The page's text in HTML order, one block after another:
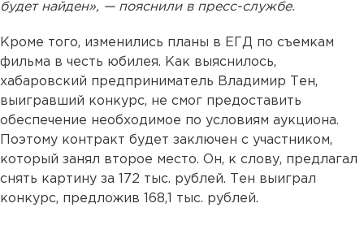
будет найден», — пояснили в пресс-службе.
Кроме того, изменились планы в ЕГД по съемкам
фильма в честь юбилея. Как выяснилось,
хабаровский предприниматель Владимир Тен,
выигравший конкурс, не смог предоставить
обеспечение необходимое по условиям аукциона.
Поэтому контракт будет заключен с участником,
который занял второе место. Он, к слову, предлагал
снять картину за 172 тыс. рублей. Тен выиграл
конкурс, предложив 168,1 тыс. рублей.